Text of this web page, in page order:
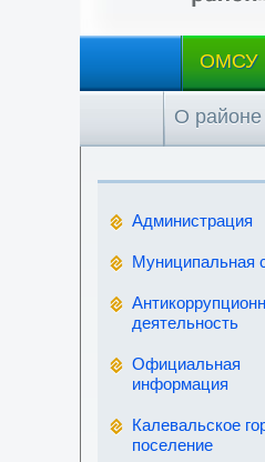
ОМСУ
О районе
Администрация
Муниципальная
деятельность
Официальная
информация
Калевальское
поселение